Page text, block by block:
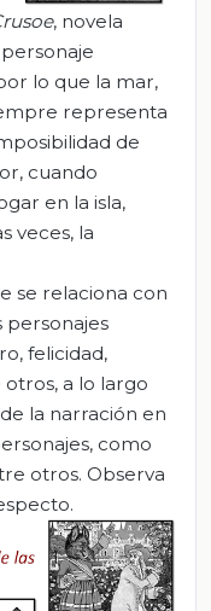
, novela
lo que la mar,
representa
de
cuando
en la isla,
veces, la
se relaciona con
personajes
felicidad,
a lo largo
la narración en
como
otros. Observa